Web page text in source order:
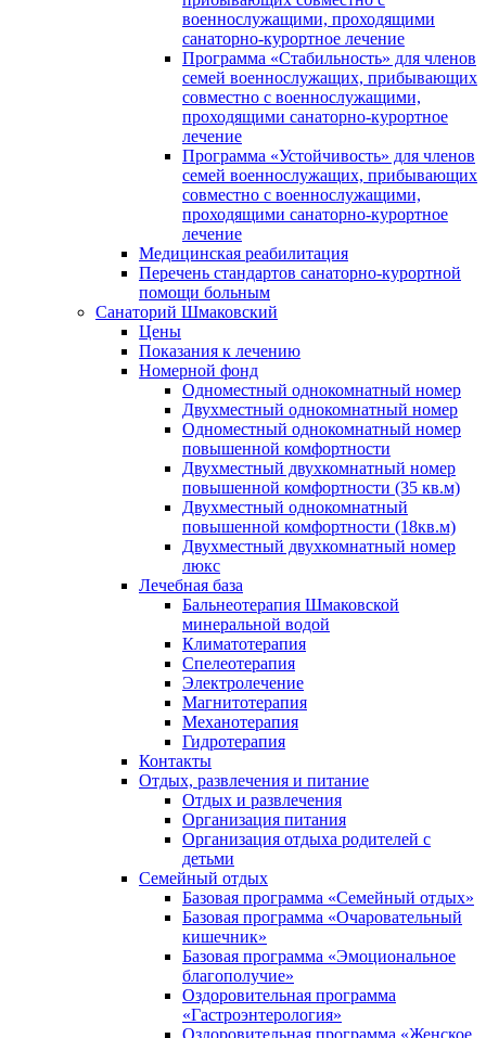
военнослужащими, проходящими
санаторно-курортное лечение
Программа «Стабильность» для членов
семей военнослужащих, прибывающих
совместно с военнослужащими,
проходящими санаторно-курортное
лечение
Программа «Устойчивость» для членов
семей военнослужащих, прибывающих
совместно с военнослужащими,
проходящими санаторно-курортное
лечение
Медицинская реабилитация
Перечень стандартов санаторно-курортной
помощи больным
Санаторий Шмаковский
Цены
Показания к лечению
Номерной фонд
Одноместный однокомнатный номер
Двухместный однокомнатный номер
Одноместный однокомнатный номер
повышенной комфортности
Двухместный двухкомнатный номер
повышенной комфортности (35 кв.м)
Двухместный однокомнатный
повышенной комфортности (18кв.м)
Двухместный двухкомнатный номер
люкс
Лечебная база
Бальнеотерапия Шмаковской
минеральной водой
Климатотерапия
Спелеотерапия
Электролечение
Магнитотерапия
Механотерапия
Гидротерапия
Контакты
Отдых, развлечения и питание
Отдых и развлечения
Организация питания
Организация отдыха родителей с
детьми
Семейный отдых
Базовая программа «Семейный отдых»
Базовая программа «Очаровательный
кишечник»
Базовая программа «Эмоциональное
благополучие»
Оздоровительная программа
«Гастроэнтерология»
Оздоровительная программа «Женское